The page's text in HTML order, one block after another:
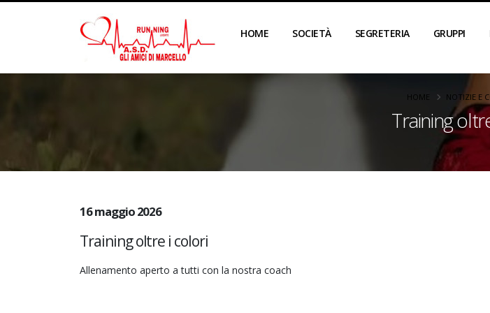
HOME SOCIETÀ SEGRETERIA GRUPPI
Training
HOME NOTIZIE E
16 maggio 2026
Training oltre i colori
Allenamento aperto a tutti con la nostra coach